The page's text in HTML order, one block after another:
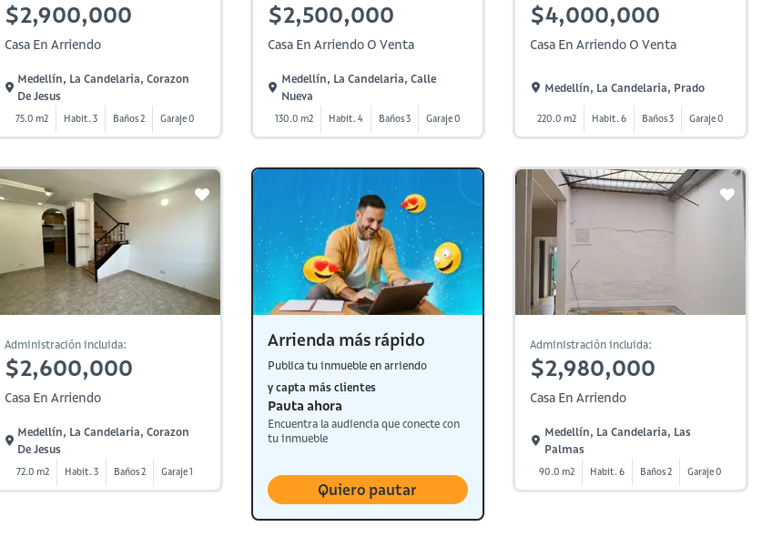
$2,900,000
Casa En Arriendo
Medellín, La Candelaria, Corazon
De Jesus
75.0 m2 Habit. 3 Baños 2 Garaje 0
$2,500,000
Casa En Arriendo O Venta
Medellín, La Candelaria, Calle
Nueva
130.0 m2 Habit. 4 Baños 3 Garaje 0
$4,000,000
Casa En Arriendo O Venta
Medellín, La Candelaria, Prado
220.0 m2 Habit. 6 Baños 3 Garaje 0
Administración incluida:
$2,600,000
Casa En Arriendo
Medellín, La Candelaria, Corazon
De Jesus
72.0 m2 Habit. 3 Baños 2 Garaje 1
Arrienda más rápido
Publica tu inmueble en arriendo
y capta más clientes
Pauta ahora
Encuentra la audiencia que conecte con
tu inmueble
Quiero pautar
Administración incluida:
$2,980,000
Casa En Arriendo
Medellín, La Candelaria, Las
Palmas
90.0 m2 Habit. 6 Baños 2 Garaje 0